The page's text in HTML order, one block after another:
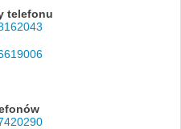
telefonu